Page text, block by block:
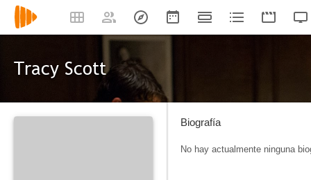
Tracy Scott
Biografía
No hay actualmente ninguna